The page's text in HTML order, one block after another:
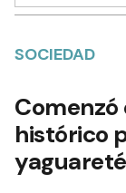
SOCIEDAD
Comenzó
histórico
yaguareté